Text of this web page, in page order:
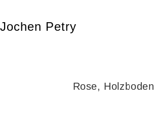
Jochen Petry
Rose, Holzboden